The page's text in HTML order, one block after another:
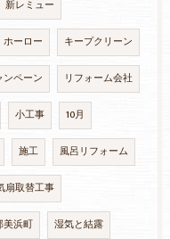
新レミュー
ホーロー キープクリーン
ンペーン リフォーム会社
小工事 10月
施工 風呂リフォーム
扇取替工事
美浜町 湿気と結露